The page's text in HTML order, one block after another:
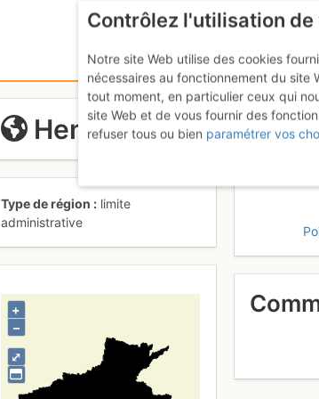
Henan
Type de région
limite
administrative
⤢
+
–
Contrôlez l'utilisation
Notre site Web utilise des cookies
nécessaires au fonctionnement du site
tout moment, en particulier ceux qui
site Web et de vous fournir des
refuser tous ou bien paramétrer vos